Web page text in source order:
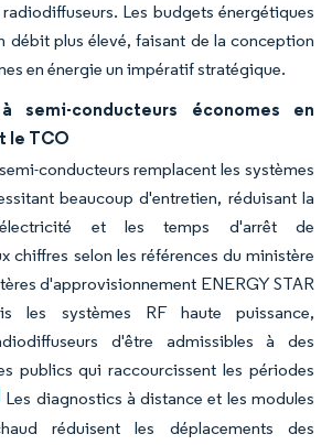
Les budgets énergétiques
débit plus élevé, faisant de la conception
en énergie un impératif stratégique.
semi-conducteurs économes en
le TCO
conducteurs remplacent les systèmes
beaucoup d'entretien, réduisant la
et les temps d'arrêt de
chiffres selon les références du ministère
d'approvisionnement ENERGY STAR
les systèmes RF haute puissance,
d'être admissibles à des
publics qui raccourcissent les périodes
Les diagnostics à distance et les modules
réduisent les déplacements des